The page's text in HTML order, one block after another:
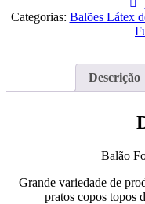
Categorias: Balões Látex
Descrição
Balão
Grande variedade de
pratos copos topos